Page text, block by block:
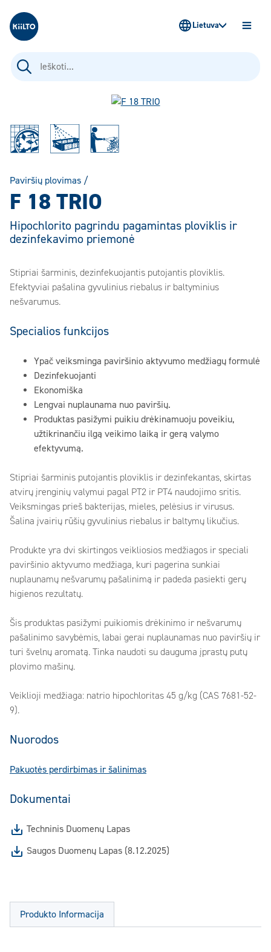
Kiilto Lietuva
Ieškoti:
Lietuva
Paviršių plovimas /
F 18 TRIO
Hipochlorito pagrindu pagamintas ploviklis ir
dezinfekavimo priemonė
Stipriai šarminis, dezinfekuojantis putojantis ploviklis.
Efektyviai pašalina gyvulinius riebalus ir baltyminius
nešvarumus.
Specialios funkcijos
Ypač veiksminga paviršinio aktyvumo medžiagų formulė
Dezinfekuojanti
Ekonomiška
Lengvai nuplaunama nuo paviršių.
Produktas pasižymi puikiu drėkinamuoju poveikiu,
užtikrinančiu ilgą veikimo laiką ir gerą valymo
efektyvumą.
Stipriai šarminis putojantis ploviklis ir dezinfekantas, skirtas
atvirų įrenginių valymui pagal PT2 ir PT4 naudojimo sritis.
Veiksmingas prieš bakterijas, mieles, pelėsius ir virusus.
Šalina įvairių rūšių gyvulinius riebalus ir baltymų likučius.
Produkte yra dvi skirtingos veikliosios medžiagos ir speciali
paviršinio aktyvumo medžiaga, kuri pagerina sunkiai
nuplaunamų nešvarumų pašalinimą ir padeda pasiekti gerų
higienos rezultatų.
Šis produktas pasižymi puikiomis drėkinimo ir nešvarumų
pašalinimo savybėmis, labai gerai nuplaunamas nuo paviršių ir
turi švelnų aromatą. Tinka naudoti su dauguma įprastų putų
plovimo mašinų.
Veiklioji medžiaga: natrio hipochloritas 45 g/kg (CAS 7681-52-
9).
Nuorodos
Pakuotės perdirbimas ir šalinimas
Dokumentai
Techninis Duomenų Lapas
Saugos Duomenų Lapas (8.12.2025)
Produkto Informacija